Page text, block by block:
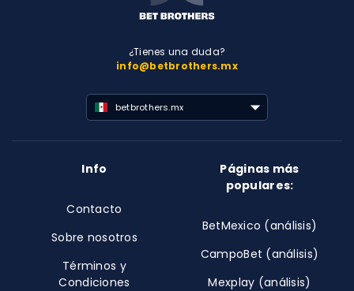
¿Tienes una duda?
info@betbrothers.mx
betbrothers.mx
Info
Contacto
Sobre nosotros
Términos y
Condiciones
Páginas más
populares:
BetMexico (análisis)
CampoBet (análisis)
Mexplay (análisis)